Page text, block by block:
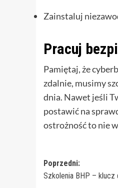
Zainstaluj
Pracuj
Pamiętaj, że
zdalnie, musimy
dnia. Nawet jeśli
postawić na
ostrożność to nie
Zobacz
wpisy
Poprzedni:
Szkolenia BHP –